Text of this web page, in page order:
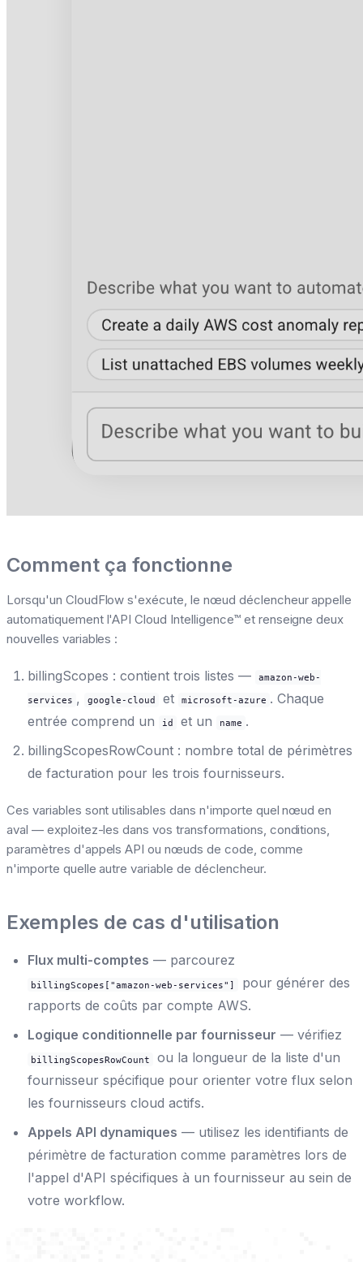
Comment ça fonctionne
Lorsqu'un CloudFlow s'exécute, le nœud déclencheur appelle
automatiquement l'API Cloud Intelligence™ et renseigne deux
nouvelles variables :
billingScopes : contient trois listes —
amazon-web-
services , google-cloud et microsoft-azure . Chaque
entrée comprend un
id et un name .
billingScopesRowCount : nombre total de périmètres
de facturation pour les trois fournisseurs.
Ces variables sont utilisables dans n'importe quel nœud en
aval — exploitez-les dans vos transformations, conditions,
paramètres d'appels API ou nœuds de code, comme
n'importe quelle autre variable de déclencheur.
Exemples de cas d'utilisation
Flux multi-comptes — parcourez
billingScopes["amazon-web-services"]
pour générer des
rapports de coûts par compte AWS.
Logique conditionnelle par fournisseur — vérifiez
billingScopesRowCount
ou la longueur de la liste d'un
fournisseur spécifique pour orienter votre flux selon
les fournisseurs cloud actifs.
Appels API dynamiques — utilisez les identifiants de
périmètre de facturation comme paramètres lors de
l'appel d'API spécifiques à un fournisseur au sein de
votre workflow.